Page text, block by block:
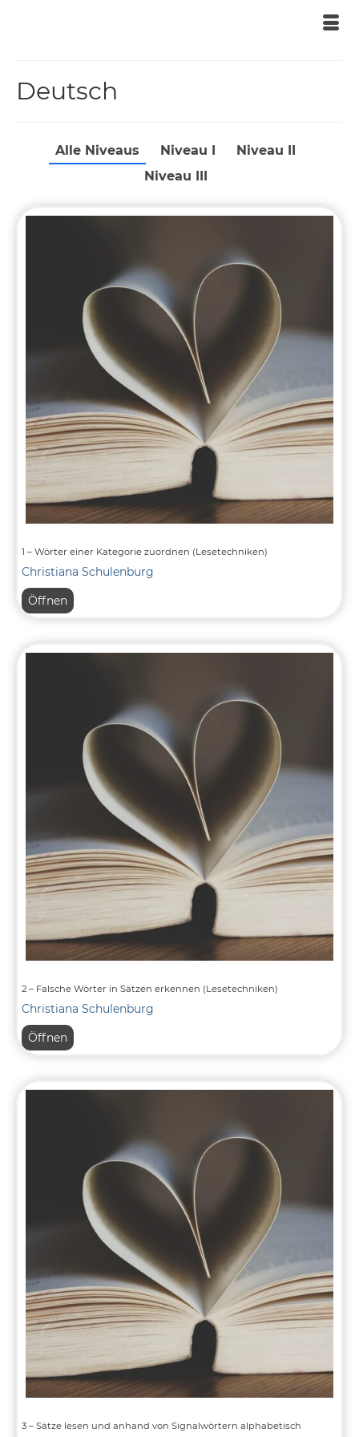
Deutsch
Alle Niveaus Niveau I
Niveau II
Niveau III
1 – Wörter einer Kategorie zuordnen (Lesetechniken)
Christiana Schulenburg
Öffnen1
–
einer
(Lesetechniken)
2 – Falsche Wörter in Sätzen erkennen (Lesetechniken)
Christiana Schulenburg
Öffnen2
–
Wörter
erkennen
(Lesetechniken)
3 – Sätze lesen und anhand von Signalwörtern alphabetisch